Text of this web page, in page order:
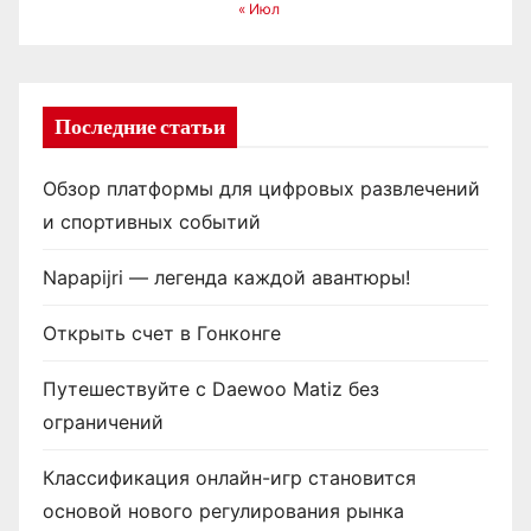
« Июл
Последние статьи
Обзор платформы для цифровых развлечений
и спортивных событий
Napapijri — легенда каждой авантюры!
Открыть счет в Гонконге
Путешествуйте с Daewoo Matiz без
ограничений
Классификация онлайн-игр становится
основой нового регулирования рынка